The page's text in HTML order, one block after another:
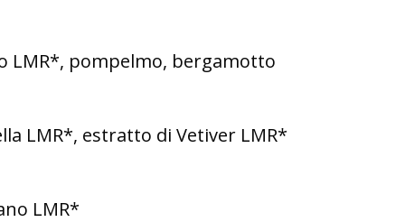
LMR*, pompelmo, bergamotto
LMR*, estratto di Vetiver LMR*
LMR*